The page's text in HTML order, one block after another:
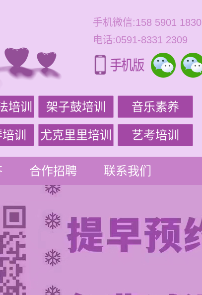
手机微信:158 5901 1830
电话:0591-8331 2309
培训 架子鼓培训 音乐素养
训 尤克里里培训 艺考培训
合作招聘 联系我们